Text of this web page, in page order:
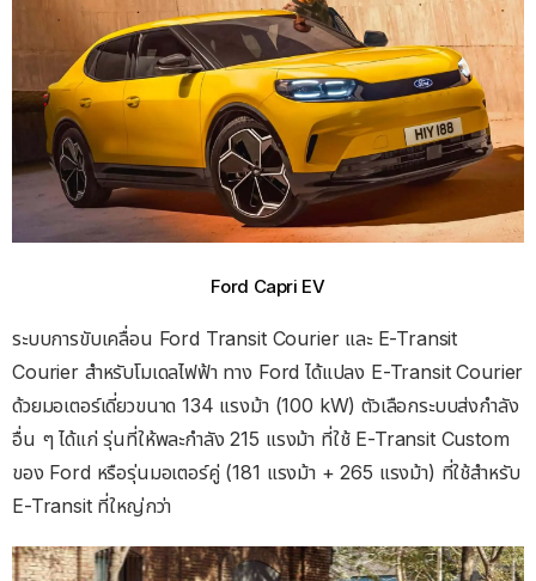
Ford Capri EV
ระบบการขับเคลื่อน Ford Transit Courier และ E-Transit
Courier สำหรับโมเดลไฟฟ้า ทาง Ford ได้แปลง E-Transit Courier
ด้วยมอเตอร์เดี่ยวขนาด 134 แรงม้า (100 kW) ตัวเลือกระบบส่งกําลัง
อื่น ๆ ได้แก่ รุ่นที่ให้พละกำลัง 215 แรงม้า ที่ใช้ E-Transit Custom
ของ Ford หรือรุ่นมอเตอร์คู่ (181 แรงม้า + 265 แรงม้า) ที่ใช้สําหรับ
E-Transit ที่ใหญ่กว่า